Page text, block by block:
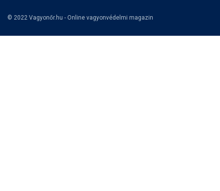
© 2022 Vagyonőr.hu - Online vagyonvédelmi magazin